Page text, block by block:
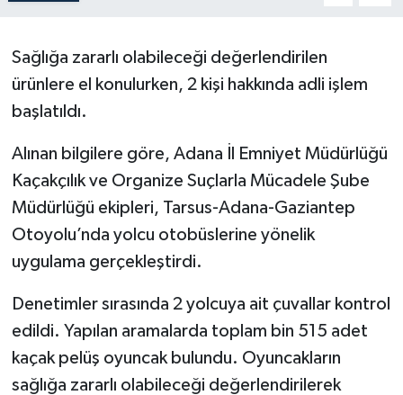
Sağlığa zararlı olabileceği değerlendirilen
ürünlere el konulurken, 2 kişi hakkında adli işlem
başlatıldı.
Alınan bilgilere göre, Adana İl Emniyet Müdürlüğü
Kaçakçılık ve Organize Suçlarla Mücadele Şube
Müdürlüğü ekipleri, Tarsus-Adana-Gaziantep
Otoyolu’nda yolcu otobüslerine yönelik
uygulama gerçekleştirdi.
Denetimler sırasında 2 yolcuya ait çuvallar kontrol
edildi. Yapılan aramalarda toplam bin 515 adet
kaçak pelüş oyuncak bulundu. Oyuncakların
sağlığa zararlı olabileceği değerlendirilerek